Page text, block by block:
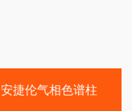
捷伦气相色谱柱